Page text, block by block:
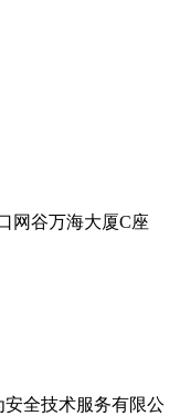
网谷万海大厦C座
安全技术服务有限公